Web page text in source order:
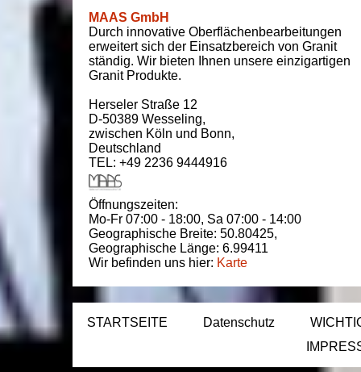
MAAS GmbH
Durch innovative Oberflächenbearbeitungen
erweitert sich der Einsatzbereich von Granit
ständig. Wir bieten Ihnen unsere einzigartigen
Granit Produkte.
Herseler Straße 12
D-50389 Wesseling,
zwischen Köln und Bonn,
Deutschland
TEL: +49 2236 9444916
Öffnungszeiten:
Mo-Fr 07:00 - 18:00, Sa 07:00 - 14:00
Geographische Breite: 50.80425,
Geographische Länge: 6.99411
Wir befinden uns hier: Karte
STARTSEITE Datenschutz